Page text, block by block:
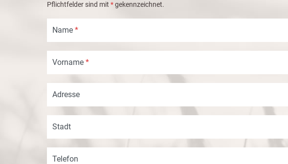
Pflichtfelder sind mit *gekennzeichnet.
Name *
Vorname *
Adresse
Stadt
Telefon